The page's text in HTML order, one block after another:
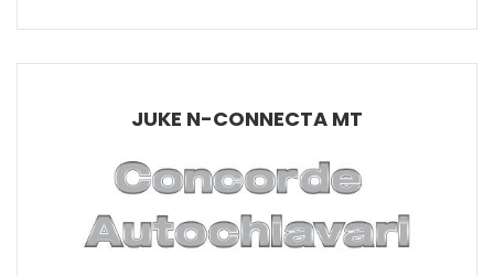
JUKE N-CONNECTA MT